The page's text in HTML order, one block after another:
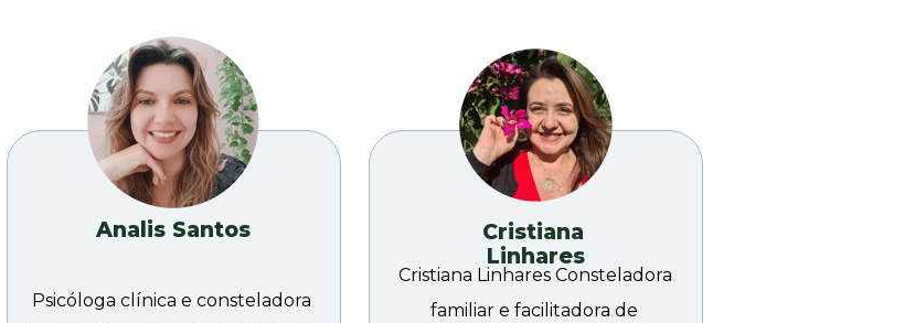
Analis Santos
Cristiana
Linhares
Psicóloga clínica e consteladora
Cristiana Linhares Consteladora
familiar e facilitadora de